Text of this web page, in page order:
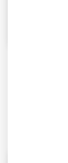
Notice